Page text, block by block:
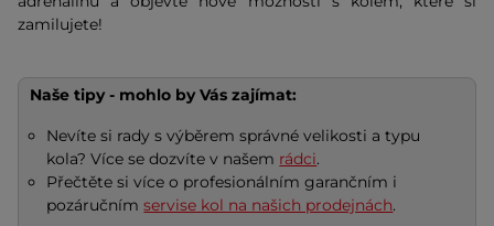
zamilujete!
Naše tipy - mohlo by Vás zajímat:
Nevíte si rady s výběrem správné velikosti a typu
kola? Více se dozvíte v našem rádci.
Přečtěte si více o profesionálním garančním i
pozáručnímservise kol na našich prodejnách.